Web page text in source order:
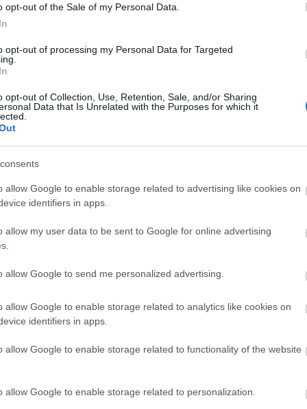
opt-out of the Sale of my Personal Data.
opt-out of processing my Personal Data for Targeted
opt-out of Collection, Use, Retention, Sale, and/or Sharing
Data that Is Unrelated with the Purposes for which it
allow Google to enable storage related to advertising like cookies on
identifiers in apps.
allow my user data to be sent to Google for online advertising
allow Google to send me personalized advertising.
allow Google to enable storage related to analytics like cookies on
identifiers in apps.
allow Google to enable storage related to functionality of the website
allow Google to enable storage related to personalization.
მწვანილი, რომელიც თქვენს
2026, 13:12:00 UTC
ყველაზე მდიდარი საკვები ნივთიერებებით
რაციონში შეგიძლიათ. ეს ფოთლოვანი ჯვაროსანი
ადამიანის ჯანმრთელობისთვის. მათი ძლიერი
სამზარეულოების ძირითად პროდუქტად
რომელიც
2026, 13:05:15 UTC
ყველაზე მკვებავ ბოსტნეულს წარმოადგენს. ეს
სარგებელს შეიცავს. ადამიანები
როგორც მის უნიკალურ გემოს, ასევე
სასარგებლო თვისებები: ბუნების
2026, 12:57:29 UTC
უბრალოდ გარნირი, რომელსაც გამომცხვარ
ალიუმების ოჯახს მიეკუთვნება და
უმეტესობა უგულებელყოფს. მიუხედავად
დეკორაციად მიიჩნევს, კვლევები აჩვენებს,
შეიცავს.
სასარგებლო თვისებები: სრული,
2026, 12:47:39 UTC